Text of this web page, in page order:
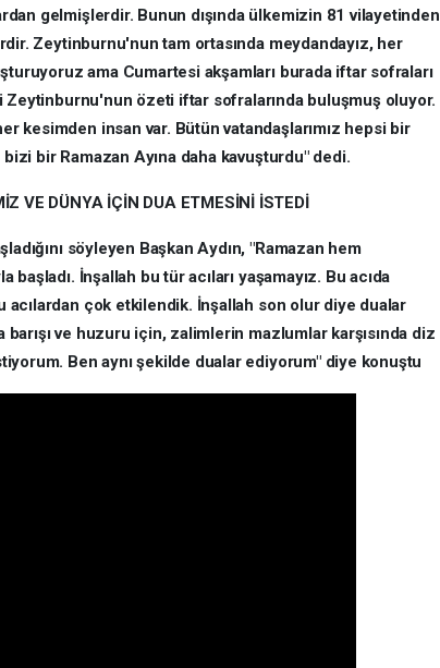
gelmişlerdir. Bunun dışında ülkemizin 81 vilayetinden
Zeytinburnu'nun tam ortasında meydandayız, her
ama Cumartesi akşamları burada iftar sofraları
özeti iftar sofralarında buluşmuş oluyor.
kesimden insan var. Bütün vatandaşlarımız hepsi bir
bir Ramazan Ayına daha kavuşturdu" dedi.
VE DÜNYA İÇİN DUA ETMESİNİ İSTEDİ
söyleyen Başkan Aydın, "Ramazan hem
İnşallah bu tür acıları yaşamayız. Bu acıda
çok etkilendik. İnşallah son olur diye dualar
ve huzuru için, zalimlerin mazlumlar karşısında diz
Ben aynı şekilde dualar ediyorum" diye konuştu